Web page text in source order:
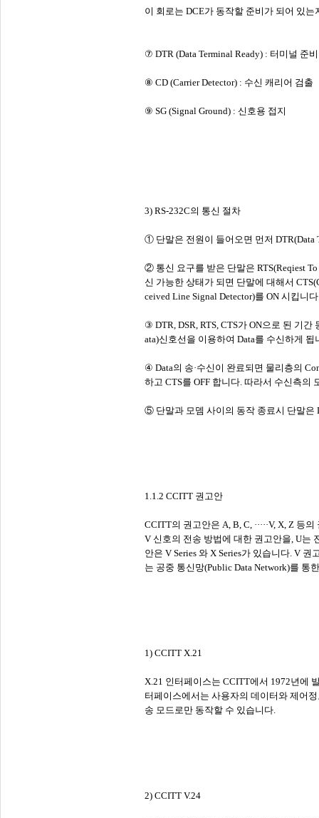
이 회로는 DCE가 동작할 준비가 되어 있
⑦ DTR (Data Terminal Ready) : 터미널 준
⑧ CD (Carrier Detector) : 수신 캐리어 검출
⑨ SG (Signal Ground) : 신호용 접지
3) RS-232C의 통신 절차
① 단말은 전원이 들어오면 먼저 DTR(Data
② 통신 요구를 받은 단말은 RTS(Reqiest
신 가능한 상태가 되면 단말에 대해서
ceived Line Signal Detector)를 ON 시킵니
③ DTR, DSR, RTS, CTS가 ON으로 된 기
ata)신호선을 이용하여 Data를 수신하게 됩
④ Data의 송·수신이 완료되면 물리층의
하고 CTS를 OFF 합니다. 따라서 수신측의
⑤ 단말과 모뎀 사이의 동작 종료시 단말은
1.1.2 CCITT 권고안
CCITT의 권고안은 A, B, C, ·····V, X, Z
V 신호의 전송 방법에 대한 권고안을, U는
안은 V Series 와 X Series가 있습니다. V
는 공중 통신망(Public Data Network)를 통
1) CCITT X.21
X.21 인터페이스는 CCITT에서 1972년에
터페이스에서는 사용자의 데이터와 제어
송 모드로만 동작할 수 있습니다.
2) CCITT V.24